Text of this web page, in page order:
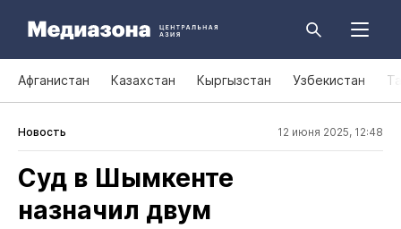
Афганистан Казахстан Кыргызстан Узбекистан
Новость 12 июня 2025, 12:48
Суд в Шымкенте
назначил двум